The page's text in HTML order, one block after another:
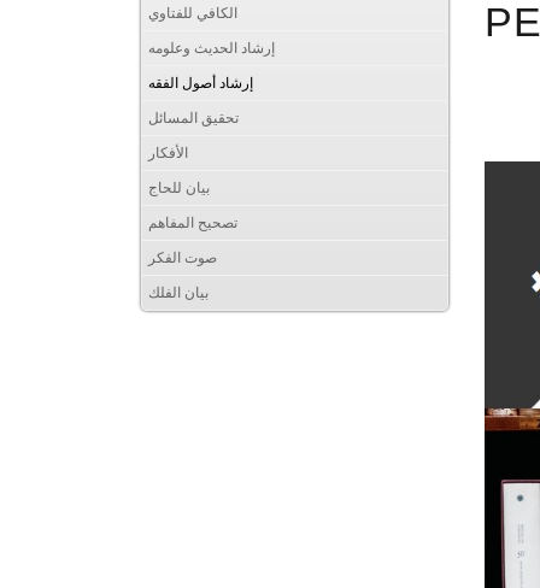
الكافي للفتاوي
إرشاد الحديث وعلومه
إرشاد أصول الفقه
تحقيق المسائل
الأفكار
بيان للحاج
تصحيح المفاهم
صوت الفكر
بيان الفلك